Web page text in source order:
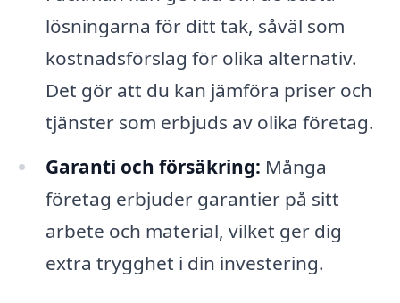
lösningarna för ditt tak, såväl som
kostnadsförslag för olika alternativ.
Det gör att du kan jämföra priser och
tjänster som erbjuds av olika företag.
Garanti och försäkring: Många
företag erbjuder garantier på sitt
arbete och material, vilket ger dig
extra trygghet i din investering.